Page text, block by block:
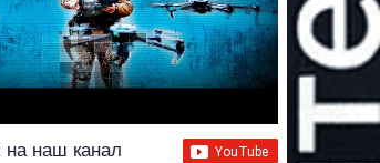
на наш канал